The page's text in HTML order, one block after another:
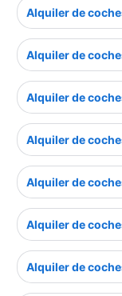
Alquiler de
Alquiler de
Alquiler de
Alquiler de
Alquiler de
Alquiler de
Alquiler de